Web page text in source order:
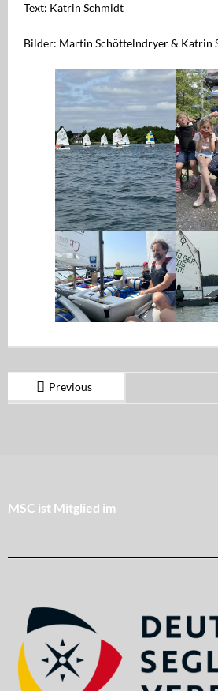
Text: Katrin Schmidt
Bilder: Martin Schöttelndryer & Katrin
Previous
MSC ist Mitglied im